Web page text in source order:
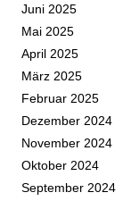
Juni 2025
Mai 2025
April 2025
März 2025
Februar 2025
Dezember 2024
November 2024
Oktober 2024
September 2024